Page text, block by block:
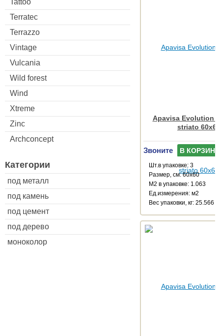
Terratec
Terrazzo
Vintage
Vulcania
Wild forest
Wind
Xtreme
Zinc
Archconcept
Категории
под металл
под камень
под цемент
под дерево
моноколор
Apavisa Evolution
striato 60x60
Звоните В КОРЗИНУ
Шт.в упаковке: 3
Размер, см: 60x60
М2 в упаковке: 1.063
Ед.измерения: м2
Веc упаковки, кг: 25.566